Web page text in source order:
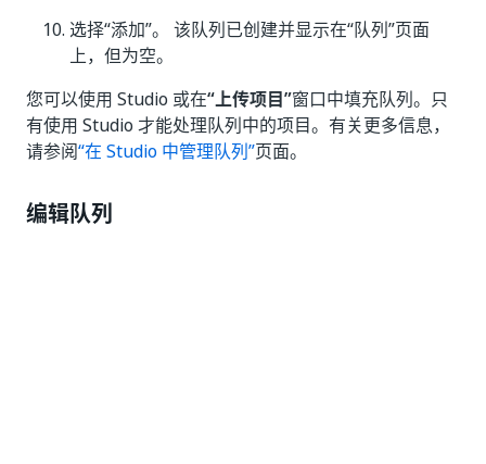
选择“添加”。 该队列已创建并显示在“队列”页面
上，但为空。
您可以使用 Studio 或在“上传项目”窗口中填充队列。只
有使用 Studio 才能处理队列中的项目。有关更多信息，
请参阅“在 Studio 中管理队列”页面。
编辑队列